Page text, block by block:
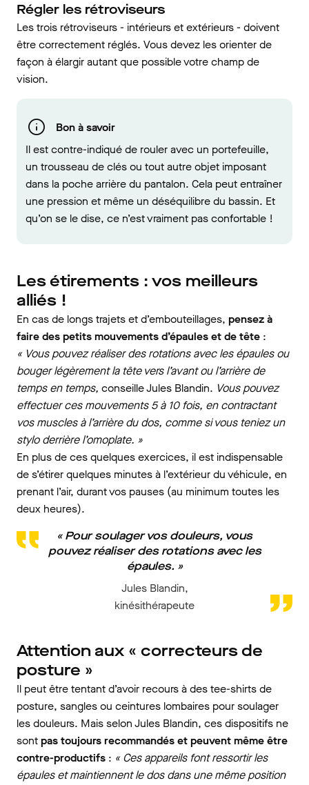
Régler les rétroviseurs
Les trois rétroviseurs - intérieurs et extérieurs - doivent
être correctement réglés. Vous devez les orienter de
façon à élargir autant que possible votre champ de
vision.
Bon à savoir
Il est contre-indiqué de rouler avec un portefeuille,
un trousseau de clés ou tout autre objet imposant
dans la poche arrière du pantalon. Cela peut entraîner
une pression et même un déséquilibre du bassin. Et
qu’on se le dise, ce n’est vraiment pas confortable !
Les étirements : vos meilleurs
alliés !
En cas de longs trajets et d’embouteillages, pensez à
faire des petits mouvements d’épaules et de tête :
« Vous pouvez réaliser des rotations avec les épaules ou
bouger légèrement la tête vers l’avant ou l’arrière de
temps en temps, conseille Jules Blandin. Vous pouvez
effectuer ces mouvements 5 à 10 fois, en contractant
vos muscles à l’arrière du dos, comme si vous teniez un
stylo derrière l’omoplate. »
En plus de ces quelques exercices, il est indispensable
de s’étirer quelques minutes à l’extérieur du véhicule, en
prenant l’air, durant vos pauses (au minimum toutes les
deux heures).
« Pour soulager vos douleurs, vous
pouvez réaliser des rotations avec les
épaules. »
Jules Blandin,
kinésithérapeute
Attention aux « correcteurs de
posture »
Il peut être tentant d’avoir recours à des tee-shirts de
posture, sangles ou ceintures lombaires pour soulager
les douleurs. Mais selon Jules Blandin, ces dispositifs ne
sontpas toujours recommandés et peuvent même être
contre-productifs : « Ces appareils font ressortir les
épaules et maintiennent le dos dans une même position